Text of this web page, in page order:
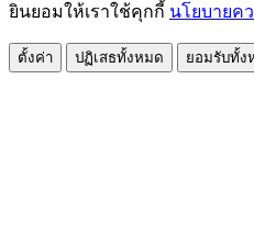
ยินยอมให้เราใช้คุกกี้ นโยบายค
ตั้งค่า ปฏิเสธทั้งหมด ยอมรับทั้ง